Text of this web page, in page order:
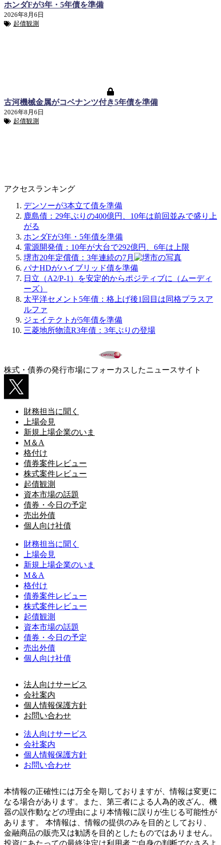
ホンダFが3年・5年債を準備
2026年8月6日
起債観測
古河機械金属がコベナンツ付き5年債を準備
2026年8月6日
起債観測
アクセスランキング
デンソーが3本立て債を準備
鹿島債：29年ぶりの400億円、10年は前回並みで盛り上
がる
ホンダFが3年・5年債を準備
電源開発債：10年が大台で292億円、6年は上限
堺市20年定償債：3年連続の7月
パナHDがハイブリッド債を準備
日立（A2/P-1）を安定的からポジティブに（ムーディ
ーズ）
太平洋セメント5年債：格上げ後1回目は同格プラスア
ルファ
ジェイテクトが5年債を準備
三菱地所物流R3年債：3年ぶりの登場
株式・債券の発行市場にフォーカスしたニュースサイト
財務担当に聞く
上場会見
新規上場企業のいま
M＆A
格付け
債券案件レビュー
株式案件レビュー
起債観測
資本市場の話題
債券・今日の予定
売出外債
個人向け社債
財務担当に聞く
上場会見
新規上場企業のいま
M＆A
格付け
債券案件レビュー
株式案件レビュー
起債観測
資本市場の話題
債券・今日の予定
売出外債
個人向け社債
法人向けサービス
会社案内
個人情報保護方針
お問い合わせ
法人向けサービス
会社案内
個人情報保護方針
お問い合わせ
本情報の正確性には万全を期しておりますが、情報は変更に
なる場合があります。また、第三者による人為的改ざん、機
器の誤作動などの理由により本情報に誤りが生じる可能性が
あります。 本情報は、情報の提供のみを目的としており、
金融商品の販売又は勧誘を目的としたものではありません。